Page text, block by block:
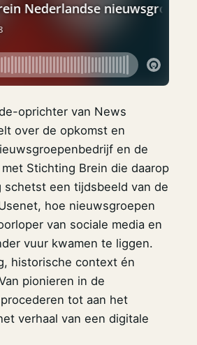
oprichter van News
over de opkomst en
en de
Stichting Brein die daarop
schetst een tijdsbeeld van de
hoe nieuwsgroepen
van sociale media en
vuur kwamen te liggen.
historische context én
pionieren in de
tot aan het
verhaal van een digitale